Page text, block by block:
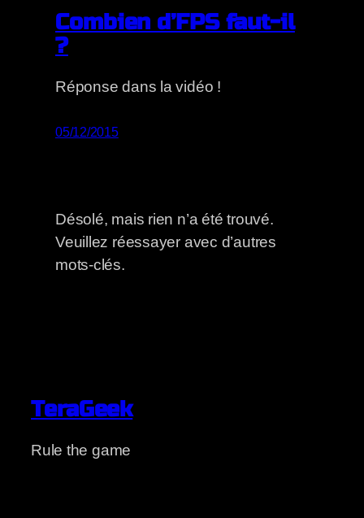
Combien d’FPS faut-il
?
Réponse dans la vidéo !
05/12/2015
Désolé, mais rien n’a été trouvé.
Veuillez réessayer avec d’autres
mots-clés.
TeraGeek
Rule the game